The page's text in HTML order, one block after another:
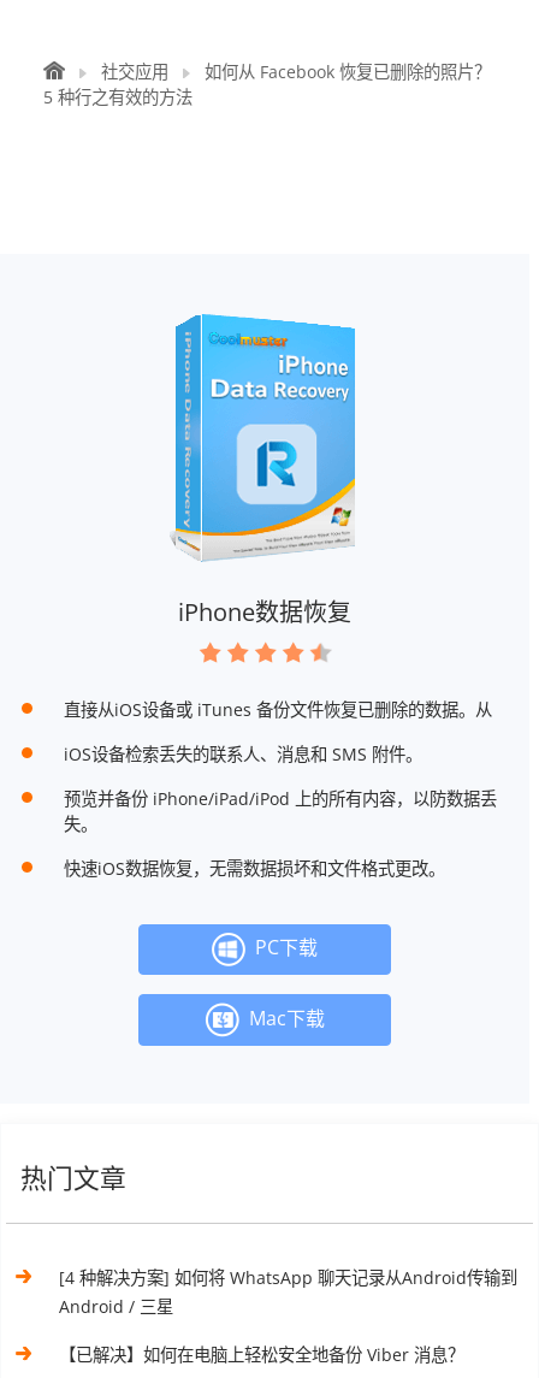
社交应用
如何从 Facebook 恢复已删除的照片？
5 种行之有效的方法
iPhone数据恢复
直接从iOS设备或 iTunes 备份文件恢复已删除的数据。从
iOS设备检索丢失的联系人、消息和 SMS 附件。
预览并备份 iPhone/iPad/iPod 上的所有内容，以防数据丢
失。
快速iOS数据恢复，无需数据损坏和文件格式更改。
PC下载
Mac下载
热门文章
[4 种解决方案] 如何将 WhatsApp 聊天记录从Android传输到
Android / 三星
【已解决】如何在电脑上轻松安全地备份 Viber 消息？